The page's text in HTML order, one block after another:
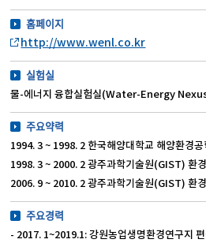
홈페이지
http://www.wenl.co.kr
실험실
물-에너지 융합실험실(Water-Energy
주요약력
1994. 3 ~ 1998. 2 한국해양대학교 해양환경
1998. 3 ~ 2000. 2 광주과학기술원(GIST) 환
2006. 9 ~ 2010. 2 광주과학기술원(GIST) 환
주요경력
- 2017. 1~2019.1: 강원농업생명환경연구지